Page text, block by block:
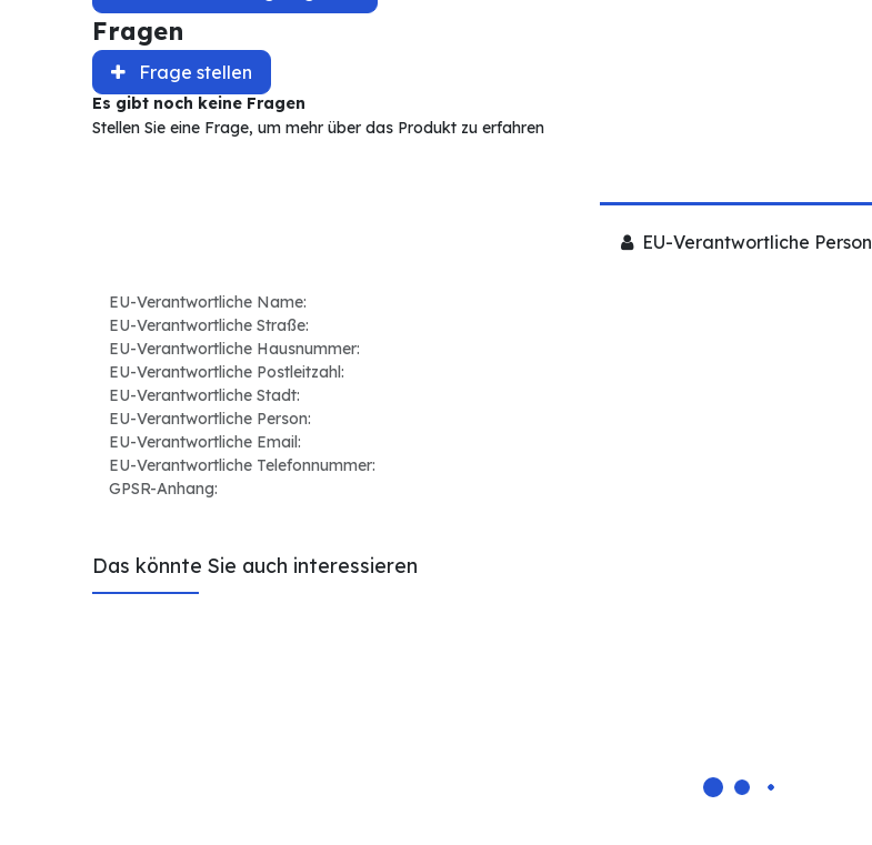
Fragen
Frage stellen
Es gibt noch keine Fragen
Stellen Sie eine Frage, um mehr über das Produkt zu erfahren
EU-Verantwortliche Person
EU-Verantwortliche Name:
EU-Verantwortliche Straße:
EU-Verantwortliche Hausnummer:
EU-Verantwortliche Postleitzahl:
EU-Verantwortliche Stadt:
EU-Verantwortliche Person:
EU-Verantwortliche Email:
EU-Verantwortliche Telefonnummer:
GPSR-Anhang:
Das könnte Sie auch interessieren